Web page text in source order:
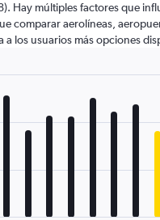
Hay múltiples factores que
comparar aerolíneas,
a los usuarios más opciones